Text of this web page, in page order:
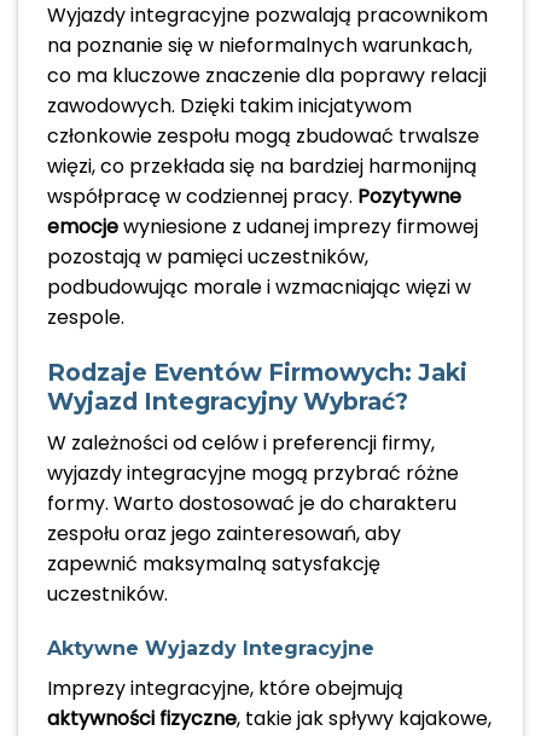
Wyjazdy integracyjne pozwalają pracownikom
na poznanie się w nieformalnych warunkach,
co ma kluczowe znaczenie dla poprawy relacji
zawodowych. Dzięki takim inicjatywom
członkowie zespołu mogą zbudować trwalsze
więzi, co przekłada się na bardziej harmonijną
współpracę w codziennej pracy. Pozytywne
emocjewyniesione z udanej imprezy firmowej
pozostają w pamięci uczestników,
podbudowując morale i wzmacniając więzi w
zespole.
Rodzaje Eventów Firmowych: Jaki
Wyjazd Integracyjny Wybrać?
W zależności od celów i preferencji firmy,
wyjazdy integracyjne mogą przybrać różne
formy. Warto dostosować je do charakteru
zespołu oraz jego zainteresowań, aby
zapewnić maksymalną satysfakcję
uczestników.
Aktywne Wyjazdy Integracyjne
Imprezy integracyjne, które obejmują
aktywności fizyczne, takie jak spływy kajakowe,